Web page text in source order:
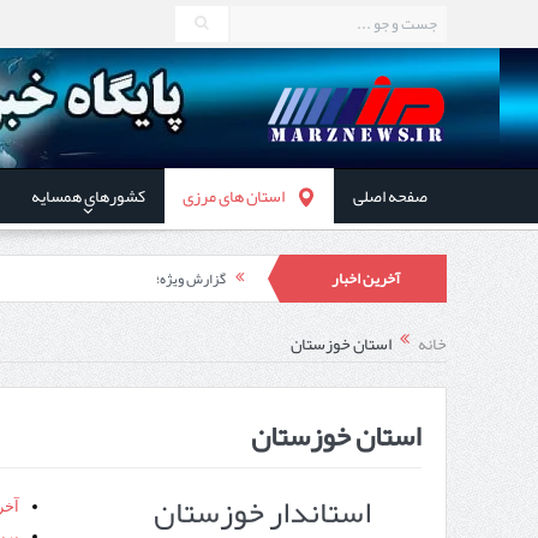
صفحه اصلی استان های مرزی کشورهای همسایه
آخرین اخبار گزارش ویژه؛
طرز تهیه خورش خلال کرمانشاهی +نکات
استاندار اردبیل در دیدار
خانه استان خوزستان
استان خوزستان
استاندار خوزستان